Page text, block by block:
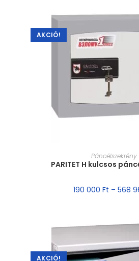
AKCIÓ!
MÉRET
Páncélszekrény
PARITET H kulcsos
190 000 Ft – 568
AKCIÓ!